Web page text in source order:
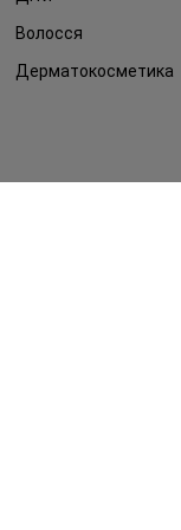
Волосся
Дерматокосметика